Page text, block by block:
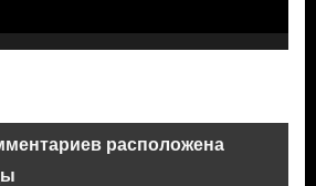
расположена